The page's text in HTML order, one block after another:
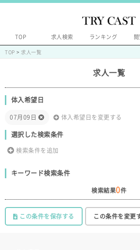
TOP 求人検索 ランキング
TOP > 求人一覧
求人一覧
体入希望日
07月09日 体入希望日を変更する
選択した検索条件
検索条件を追加
キーワード検索条件
検索結果0件
この条件を保存する この条件を変更